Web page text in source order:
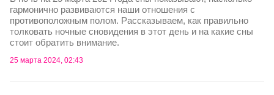
гармонично развиваются наши отношения с
противоположным полом. Рассказываем, как правильно
толковать ночные сновидения в этот день и на какие сны
стоит обратить внимание.
25 марта 2024, 02:43